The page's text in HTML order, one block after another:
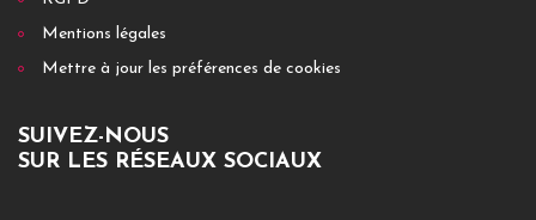
Mentions légales
Mettre à jour les préférences de cookies
SUIVEZ-NOUS
SUR LES RÉSEAUX SOCIAUX